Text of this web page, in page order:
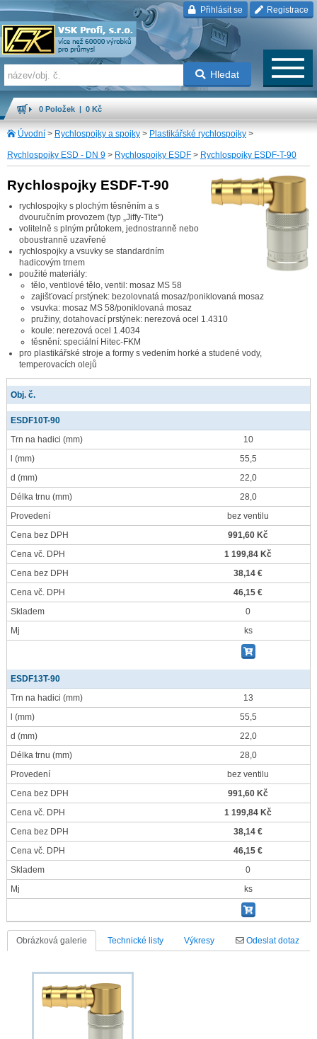
Přihlásit se Registrace
Hledat
0 Položek | 0 Kč
Úvodní > Rychlospojky a spojky > Plastikářské rychlospojky >
Rychlospojky ESD - DN 9 > Rychlospojky ESDF > Rychlospojky ESDF-T-90
Rychlospojky ESDF-T-90
rychlospojky s plochým těsněním a s
dvouručním provozem (typ „Jiffy-Tite“)
volitelně s plným průtokem, jednostranně nebo
oboustranně uzavřené
rychlospojky a vsuvky se standardním
hadicovým trnem
použité materiály:
tělo, ventilové tělo, ventil: mosaz MS 58
zajišťovací prstýnek: bezolovnatá mosaz/poniklovaná mosaz
vsuvka: mosaz MS 58/poniklovaná mosaz
pružiny, dotahovací prstýnek: nerezová ocel 1.4310
koule: nerezová ocel 1.4034
těsnění: speciální Hitec-FKM
pro plastikářské stroje a formy s vedením horké a studené vody,
temperovacích olejů
Obj. č.
ESDF10T-90
Trn na hadici (mm)
10
(mm)
55,5
d (mm)
22,0
Délka trnu (mm)
28,0
Provedení
bez ventilu
Cena bez DPH
991,60 Kč
Cena vč. DPH
1 199,84 Kč
Cena bez DPH
38,14 €
Cena vč. DPH
46,15 €
Skladem
0
Mj
ks
ESDF13T-90
Trn na hadici (mm)
13
(mm)
55,5
d (mm)
22,0
Délka trnu (mm)
28,0
Provedení
bez ventilu
Cena bez DPH
991,60 Kč
Cena vč. DPH
1 199,84 Kč
Cena bez DPH
38,14 €
Cena vč. DPH
46,15 €
Skladem
0
Mj
ks
Obrázková galerie Technické listy Výkresy Odeslat dotaz